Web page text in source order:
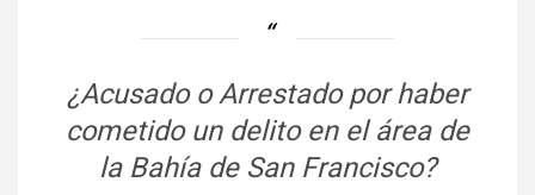
¿Acusado o Arrestado por haber
cometido un delito en el área de
la Bahía de San Francisco?